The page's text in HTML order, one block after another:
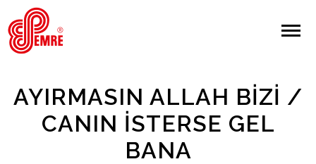
EMRE PLAK
ARAMA
Giriş Yap/Kayıt Ol
AYIRMASIN ALLAH BIZI /
CANIN İSTERSE GEL
BANA